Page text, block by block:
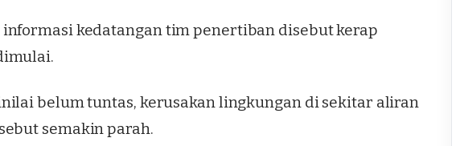
kedatangan tim penertiban disebut kerap
belum tuntas, kerusakan lingkungan di sekitar aliran
semakin parah.